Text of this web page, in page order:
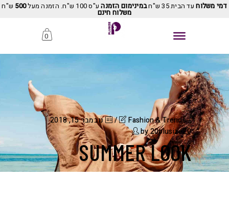
דמי משלוחעד הבית 35 ש"ח במינימום הזמנהע"ס 100 ש"ח. הזמנה מעל 500 ש"ח
משלוח חינם
0
Fashion & Trends
נובמבר 15, 2018
by20plusize20
SUMMER LOOK